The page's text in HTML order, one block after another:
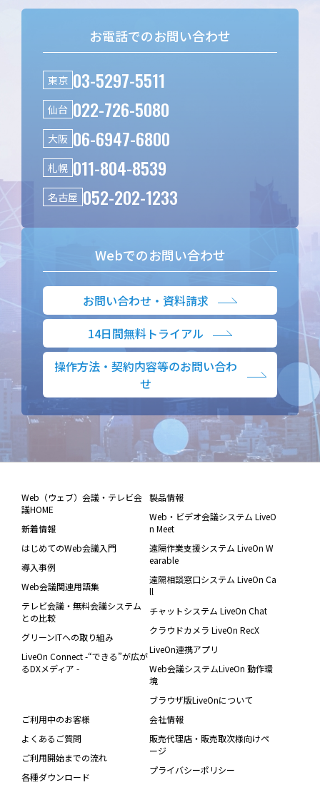
お電話でのお問い合わせ
東京 03-5297-5511
仙台 022-726-5080
大阪 06-6947-6800
札幌 011-804-8539
名古屋 052-202-1233
Webでのお問い合わせ
お問い合わせ・資料請求
14日間無料トライアル
操作方法・契約内容等のお問い合わ
せ
Web（ウェブ）会議・テレビ会
議HOME
新着情報
はじめてのWeb会議入門
導入事例
Web会議関連用語集
テレビ会議・無料会議システム
との比較
グリーンITへの取り組み
LiveOn Connect -“できる”が広が
るDXメディア -
製品情報
Web・ビデオ会議システム LiveO
n Meet
遠隔作業支援システム LiveOn W
earable
遠隔相談窓口システム LiveOn Ca
ll
チャットシステム LiveOn Chat
クラウドカメラ LiveOn RecX
LiveOn連携アプリ
Web会議システムLiveOn 動作環
境
ブラウザ版LiveOnについて
ご利用中のお客様
よくあるご質問
ご利用開始までの流れ
各種ダウンロード
会社情報
販売代理店・販売取次様向けペ
ージ
プライバシーポリシー